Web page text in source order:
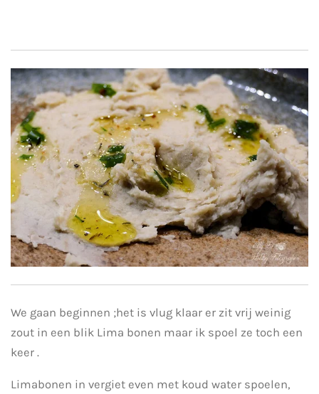
We gaan beginnen ;het is vlug klaar er zit vrij weinig
zout in een blik Lima bonen maar ik spoel ze toch een
keer .
Limabonen in vergiet even met koud water spoelen,